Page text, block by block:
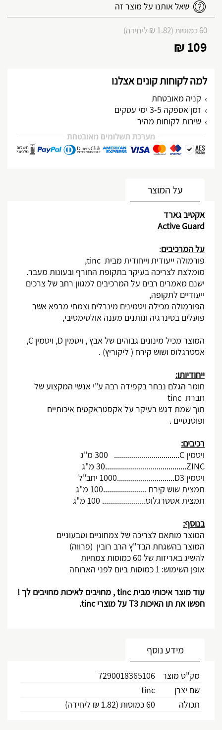
שאל אותנו על מוצר זה
60 כמוסות (1.82 ₪ ליחידה)
109 ₪
למה לקוחות קונים אצלנו
קניה מאובטחת
זמן אספקה 3-5 ימי עסקים
שירות לקוחות מהיר
מותאם אישית
על המוצר
אקטיב גארד
Active Guard
על המרכיבים:
פורמולה ייעודית וייחודית מבית tinc
,
מומלצת לצריכה בעיקר בתקופת החורף ובעונות מעבר.
ישנם מאמרים רבים על המרכיבים למגוון רחב של צרכים
ייעודיים לתקופה,
הפורמולה מכילה ויטמינים מינרלים וצמחי מרפא אשר
פועלים בסינרגיה ונותנים מענה אולטימטיבי,
המוצר מכיל מינונים גבוהים של אבץ , ויטמין D, ויטמין C
,
אסטרגלוס ושוש קירח ( ליקוריץ) .
ייחודיותו:
חומר הגלם נבחר בקפידה רבה ע"י אנשי המקצוע של
חברת tinc
תוך שמת דגש בעיקר על אקסטראקטים איכותיים
ופוטנטיים .
רכיבים:
ויטמין C................................. 300 מ"ג
ZINC.........................................30 מ"ג
ויטמין D3.............................1000 יחב"ל
תמצית שוש קירח ......................100 מ"ג
תמצית אסטרגלוס...................... 100 מ"ג
בנוסף:
המוצר מותאם לצריכה של צמחוניים וטבעוניים
המוצר בהשגחת הבד"ץ הרב רובין (פרווה)
להשיג באריזות של 60 כמוסות צמחיות
אופן השימוש: 1 כמוסות ביום לפני הארוחה
עוד מוצר איכותי מביתtinc, מחויבים לאיכות מחויבים לך !
חפשו את תו האיכות 3 Tעל מוצריtinc
.
מידע נוסף
מק"ט מוצר
7290018365106
שם יצרן
tinc
תכולה
60 כמוסות (1.82 ₪ ליחידה)